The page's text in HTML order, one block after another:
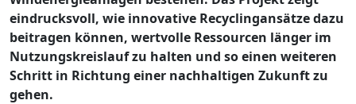
eindrucksvoll, wie innovative Recyclingansätze dazu
beitragen können, wertvolle Ressourcen länger im
Nutzungskreislauf zu halten und so einen weiteren
Schritt in Richtung einer nachhaltigen Zukunft zu
gehen.